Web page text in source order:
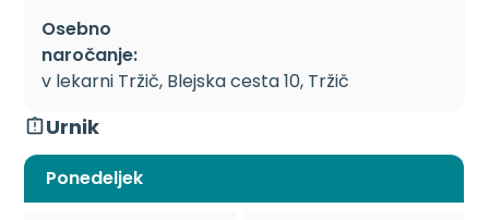
Osebno
naročanje:
v lekarni Tržič, Blejska cesta 10, Tržič
Urnik
Ponedeljek